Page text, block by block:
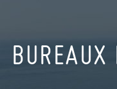
BUREAUX